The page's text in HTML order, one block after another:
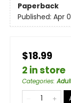
Paperback
Published: Apr
$18.99
2 in store
Categories: